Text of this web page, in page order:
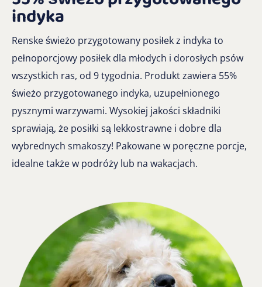
indyka
Renske świeżo przygotowany posiłek z indyka to
pełnoporcjowy posiłek dla młodych i dorosłych psów
wszystkich ras, od 9 tygodnia. Produkt zawiera 55%
świeżo przygotowanego indyka, uzupełnionego
pysznymi warzywami. Wysokiej jakości składniki
sprawiają, że posiłki są lekkostrawne i dobre dla
wybrednych smakoszy! Pakowane w poręczne porcje,
idealne także w podróży lub na wakacjach.